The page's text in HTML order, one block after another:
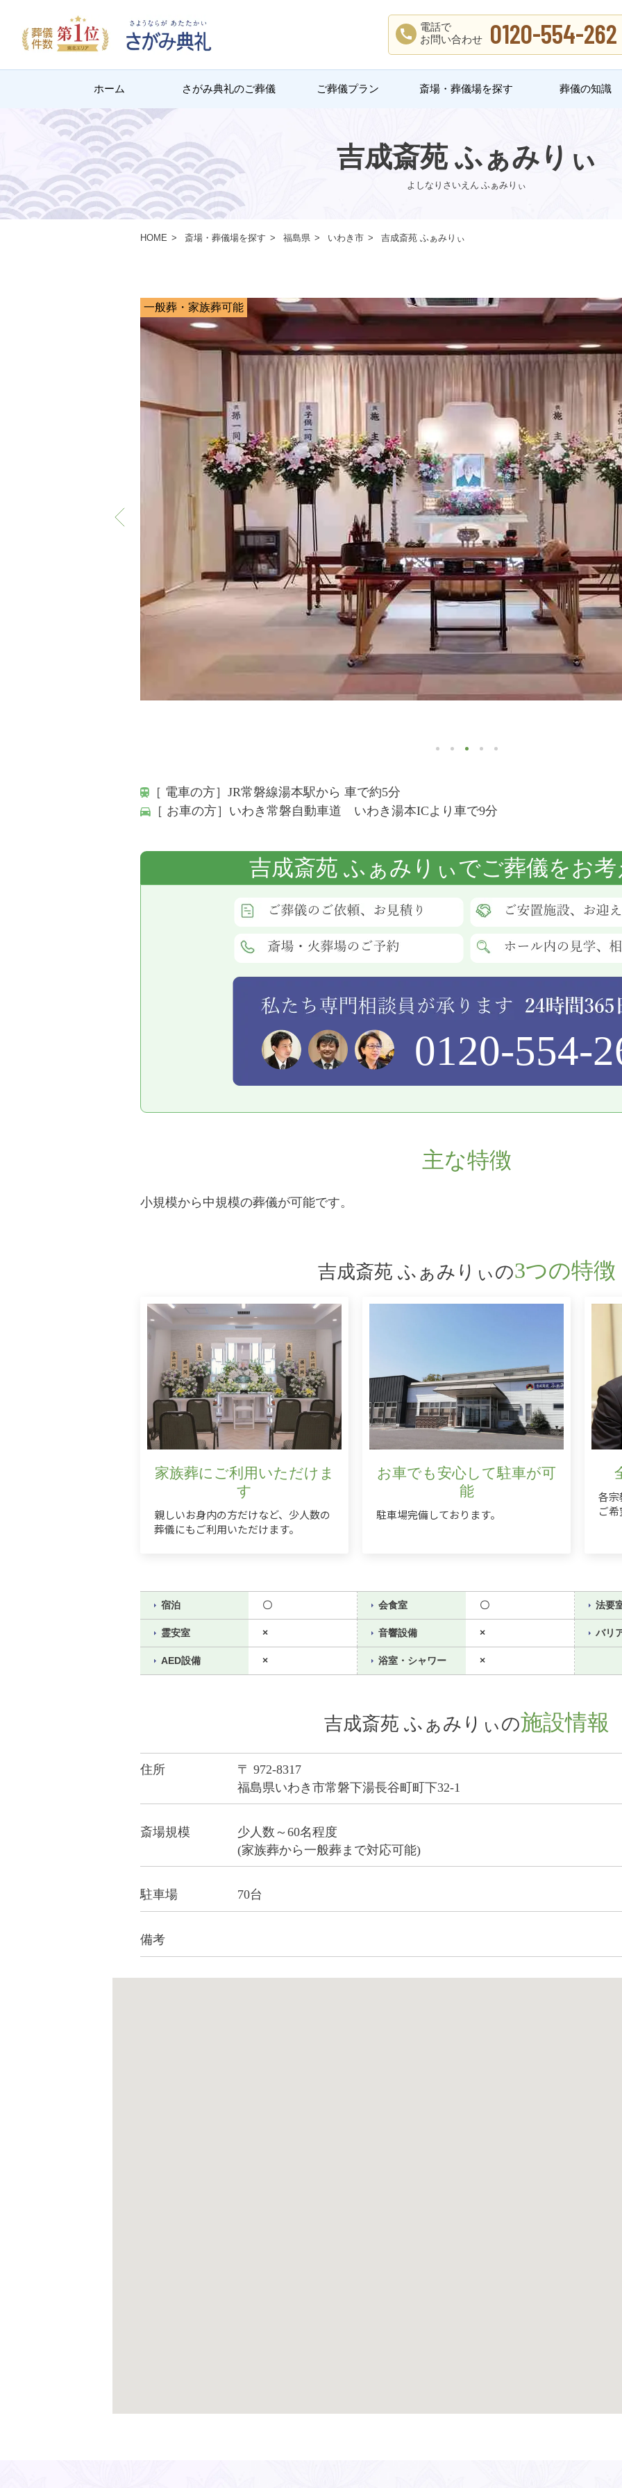
電話で
お問い合わせ
0120-554-262
ホーム さがみ典礼のご葬儀 ご葬儀プラン 斎場・葬儀場を探す 葬儀の知識
吉成斎苑 ふぁみりぃ
よしなりさいえん ふぁみりぃ
HOME 斎場・葬儀場を探す 福島県 いわき市 吉成斎苑 ふぁみりぃ
一般葬・家族葬可能
［ 電車の方］JR常磐線湯本駅から 車で約5分
［ お車の方］いわき常磐自動車道 いわき湯本ICより車で9分
吉成斎苑 ふぁみりぃでご葬儀をお
0120-554-
主な特徴
小規模から中規模の葬儀が可能です。
吉成斎苑 ふぁみりぃの3つの特徴
家族葬にご利用いただけま
す
親しいお身内の方だけなど、少人数の
葬儀にもご利用いただけます。
お車でも安心して駐車が可
能
駐車場完備しております。
各宗
ご
宿泊 〇 会食室 〇 法要
霊安室 × 音響設備 × バリ
AED設備 × 浴室・シャワー ×
吉成斎苑 ふぁみりぃの施設情報
住所
〒 972-8317
福島県いわき市常磐下湯長谷町町下32-1
斎場規模
少人数～60名程度
(家族葬から一般葬まで対応可能)
駐車場 70台
備考